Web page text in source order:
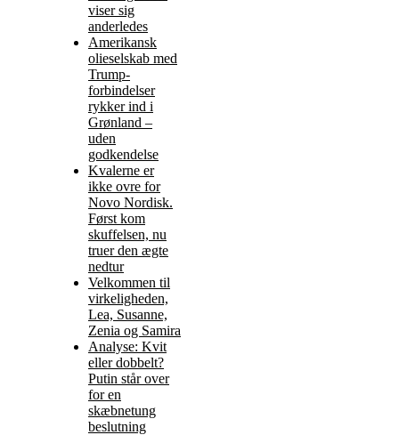
viser sig
anderledes
Amerikansk
olieselskab med
Trump-
forbindelser
rykker ind i
Grønland –
uden
godkendelse
Kvalerne er
ikke ovre for
Novo Nordisk.
Først kom
skuffelsen, nu
truer den ægte
nedtur
Velkommen til
virkeligheden,
Lea, Susanne,
Zenia og Samira
Analyse: Kvit
eller dobbelt?
Putin står over
for en
skæbnetung
beslutning